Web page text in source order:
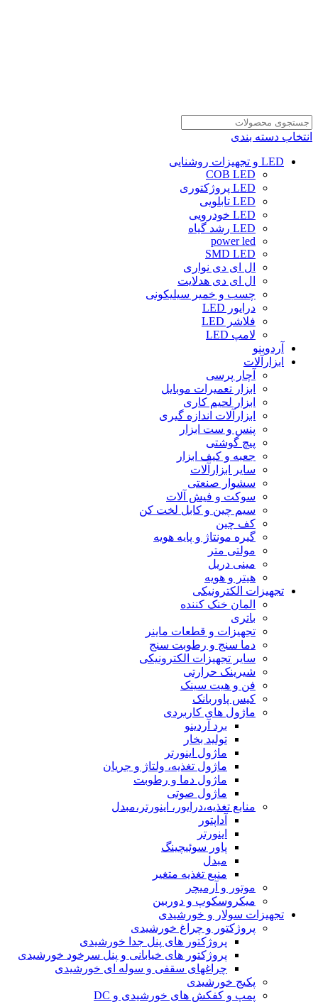
انتخاب دسته بندی
LED و تجهیزات روشنایی
COB LED
LED پروژکتوری
LED تابلویی
LED خودرویی
LED رشد گیاه
power led
SMD LED
ال ای دی نواری
ال ای دی هدلایت
چسب و خمیر سیلیکونی
درایور LED
فلاشر LED
لامپ LED
آردوینو
ابزارآلات
آچار پرسی
ابزار تعمیرات موبایل
ابزار لحیم کاری
ابزارآلات اندازه گیری
پنس و ست ابزار
پیچ گوشتی
جعبه و کیف ابزار
سایر ابزارآلات
سشوار صنعتی
سوکت و فیش آلات
سیم چین و کابل لخت کن
کف چین
گیره مونتاژ و پایه هویه
مولتی متر
مینی دریل
هیتر و هویه
تجهیزات الکترونیکی
المان خنک کننده
باتری
تجهیزات و قطعات ماینر
دما سنج و رطوبت سنج
سایر تجهیزات الکترونیکی
شیرینک حرارتی
فن و هیت سینک
کیس پاوربانک
ماژول های کاربردی
برد آردینو
تولید بخار
ماژول اینورتر
ماژول تغذیه، ولتاژ و جریان
ماژول دما و رطوبت
ماژول صوتی
منابع تغذیه،درایور، اینورتر،مبدل
آداپتور
اینورتر
پاور سوئیچینگ
مبدل
منبع تغذیه متغیر
موتور و آرمیچر
میکروسکوپ و دوربین
تجهیزات سولار و خورشیدی
پروژکتور و چراغ خورشیدی
پروژکتور های پنل جدا خورشیدی
پروژکتور های خیابانی و پنل سرخود خورشیدی
چراغهای سقفی و سوله ای خورشیدی
پکیج خورشیدی
پمپ و کفکش های خورشیدی و DC